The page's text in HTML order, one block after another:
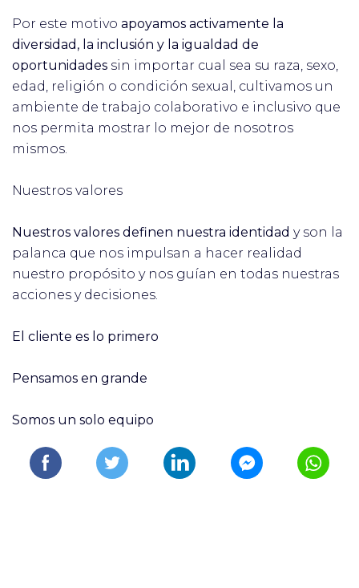
Por este motivo apoyamos activamente la
diversidad, la inclusión y la igualdad de
oportunidades sin importar cual sea su raza, sexo,
edad, religión o condición sexual, cultivamos un
ambiente de trabajo colaborativo e inclusivo que
nos permita mostrar lo mejor de nosotros
mismos.
Nuestros valores
Nuestros valores definen nuestra identidad y son la
palanca que nos impulsan a hacer realidad
nuestro propósito y nos guían en todas nuestras
acciones y decisiones.
El cliente es lo primero
Pensamos en grande
Somos un solo equipo